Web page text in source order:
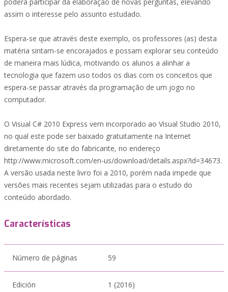
assim o interesse pelo assunto estudado.
Espera-se que através deste exemplo, os professores (as) desta
matéria sintam-se encorajados e possam explorar seu conteúdo
de maneira mais lúdica, motivando os alunos a alinhar a
tecnologia que fazem uso todos os dias com os conceitos que
espera-se passar através da programação de um jogo no
computador.
O Visual C# 2010 Express vem incorporado ao Visual Studio 2010,
no qual este pode ser baixado gratuitamente na Internet
diretamente do site do fabricante, no endereço
http://www.microsoft.com/en-us/download/details.aspx?id=34673.
A versão usada neste livro foi a 2010, porém nada impede que
versões mais recentes sejam utilizadas para o estudo do
conteúdo abordado.
Características
Número de páginas 59
Edición 1 (2016)